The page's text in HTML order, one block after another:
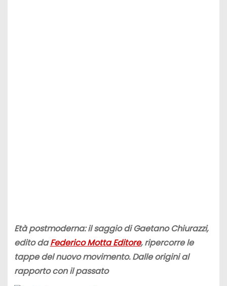
Età postmoderna: il saggio di Gaetano Chiurazzi,
edito daFederico Motta Editore, ripercorre le
tappe del nuovo movimento. Dalle origini al
rapporto con il passato